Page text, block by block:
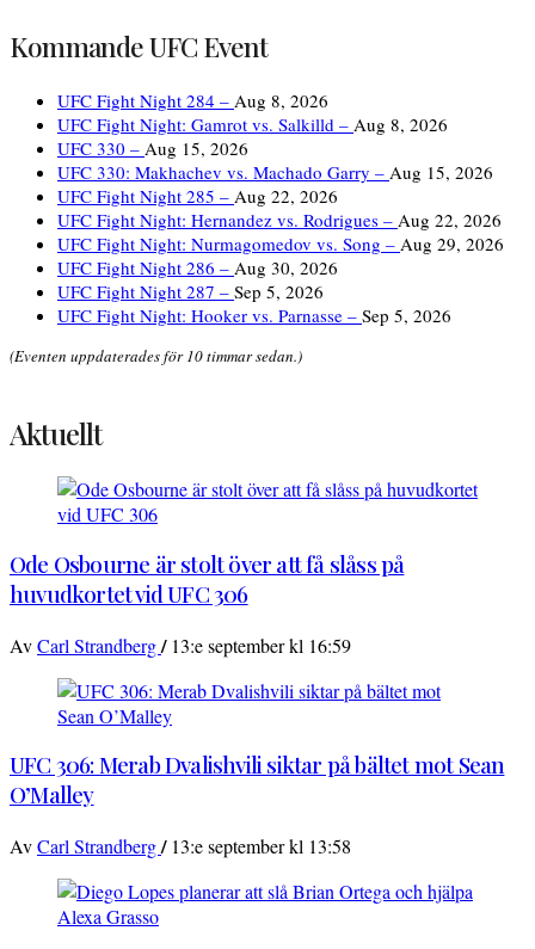
Kommande UFC Event
UFC Fight Night 284 – Aug 8, 2026
UFC Fight Night: Gamrot vs. Salkilld – Aug 8, 2026
UFC 330 – Aug 15, 2026
UFC 330: Makhachev vs. Machado Garry – Aug 15, 2026
UFC Fight Night 285 – Aug 22, 2026
UFC Fight Night: Hernandez vs. Rodrigues – Aug 22, 2026
UFC Fight Night: Nurmagomedov vs. Song – Aug 29, 2026
UFC Fight Night 286 – Aug 30, 2026
UFC Fight Night 287 – Sep 5, 2026
UFC Fight Night: Hooker vs. Parnasse – Sep 5, 2026
(Eventen uppdaterades för 10 timmar sedan.)
Aktuellt
Ode Osbourne är stolt över att få slåss på
huvudkortet vid UFC 306
AvCarl Strandberg/ 13:e september kl 16:59
UFC 306: Merab Dvalishvili siktar på bältet mot Sean
O’Malley
AvCarl Strandberg/ 13:e september kl 13:58